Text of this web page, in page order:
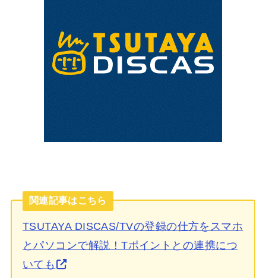
関連記事はこちら
TSUTAYA DISCAS/TVの登録の仕方をスマホ
とパソコンで解説！Tポイントとの連携につ
いても